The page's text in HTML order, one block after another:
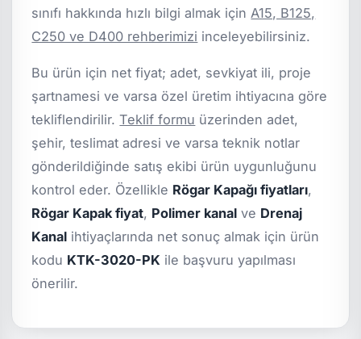
sınıfı hakkında hızlı bilgi almak için A15, B125,
C250 ve D400 rehberimizi inceleyebilirsiniz.
Bu ürün için net fiyat; adet, sevkiyat ili, proje
şartnamesi ve varsa özel üretim ihtiyacına göre
tekliflendirilir.Teklif formu üzerinden adet,
şehir, teslimat adresi ve varsa teknik notlar
gönderildiğinde satış ekibi ürün uygunluğunu
kontrol eder. Özellikle Rögar Kapağı fiyatları,
Rögar Kapak fiyat, Polimer kanal ve Drenaj
Kanal ihtiyaçlarında net sonuç almak için ürün
kodu KTK-3020-PK ile başvuru yapılması
önerilir.